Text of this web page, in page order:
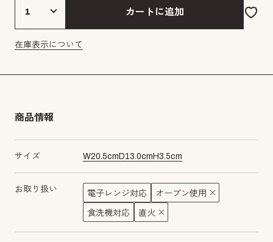
カートに追加
在庫表示について
商品情報
サイズ W20.5cm D13.0cm H3.5cm
お取り扱い 電子レンジ対応 オーブン使用
食洗機対応 直火